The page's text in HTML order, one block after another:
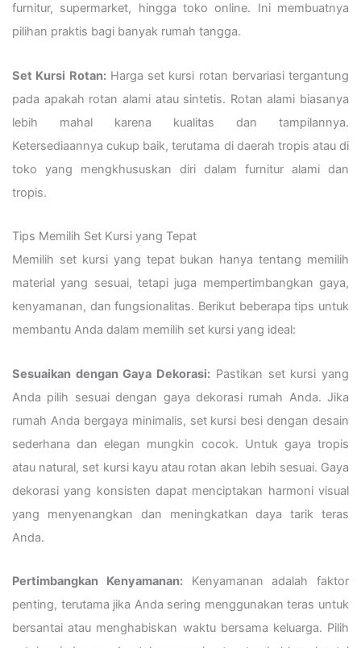
furnitur, supermarket, hingga toko online. Ini membuatnya
pilihan praktis bagi banyak rumah tangga.
Set Kursi Rotan:Harga set kursi rotan bervariasi tergantung
pada apakah rotan alami atau sintetis. Rotan alami biasanya
lebih mahal karena kualitas dan tampilannya.
Ketersediaannya cukup baik, terutama di daerah tropis atau di
toko yang mengkhususkan diri dalam furnitur alami dan
tropis.
Tips Memilih Set Kursi yang Tepat
Memilih set kursi yang tepat bukan hanya tentang memilih
material yang sesuai, tetapi juga mempertimbangkan gaya,
kenyamanan, dan fungsionalitas. Berikut beberapa tips untuk
membantu Anda dalam memilih set kursi yang ideal:
Sesuaikan dengan Gaya Dekorasi: Pastikan set kursi yang
Anda pilih sesuai dengan gaya dekorasi rumah Anda. Jika
rumah Anda bergaya minimalis, set kursi besi dengan desain
sederhana dan elegan mungkin cocok. Untuk gaya tropis
atau natural, set kursi kayu atau rotan akan lebih sesuai. Gaya
dekorasi yang konsisten dapat menciptakan harmoni visual
yang menyenangkan dan meningkatkan daya tarik teras
Anda.
Pertimbangkan Kenyamanan:Kenyamanan adalah faktor
penting, terutama jika Anda sering menggunakan teras untuk
bersantai atau menghabiskan waktu bersama keluarga. Pilih